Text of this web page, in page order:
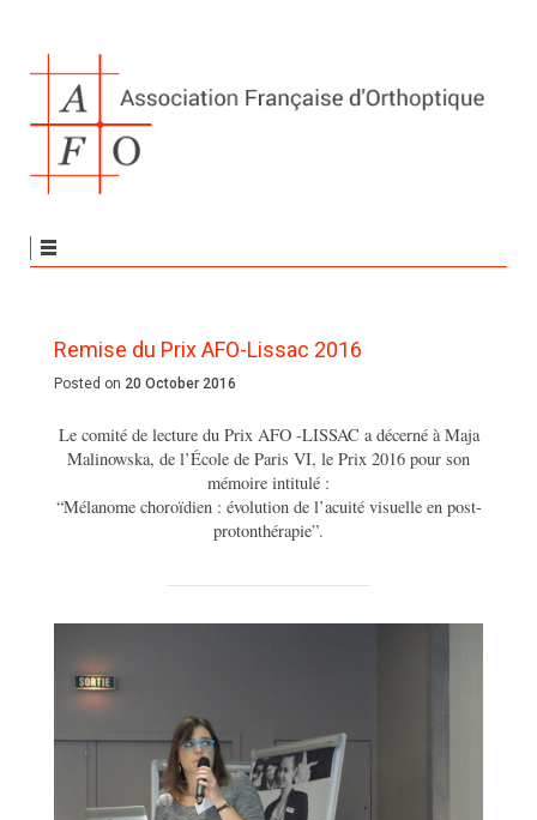
Remise du Prix AFO-Lissac 2016
Posted on 20 October 2016
Le comité de lecture du Prix AFO -LISSAC a décerné à Maja
Malinowska, de l’École de Paris VI, le Prix 2016 pour son
mémoire intitulé :
“Mélanome choroïdien : évolution de l’acuité visuelle en post-
protonthérapie”.